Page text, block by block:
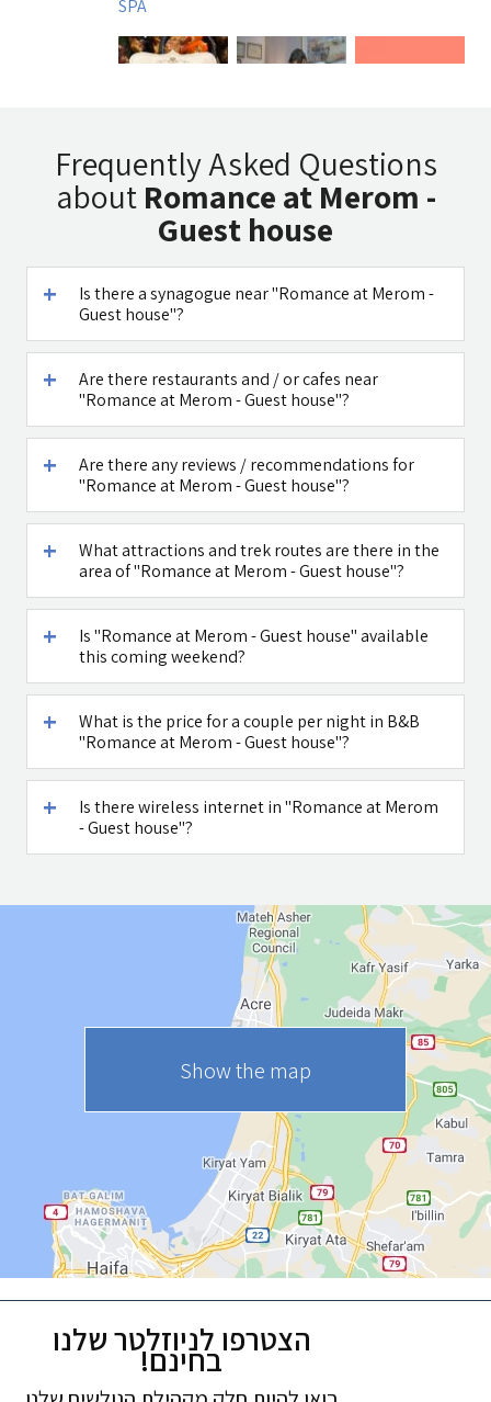
SPA
Chinese
Medicine
Restaurant
קפה במטולה
(Magic Touch)
- SPA
See all attractions in the region >>
Frequently Asked Questions
about Romance at Merom -
Guest house
Is there a synagogue near "Romance at Merom -
Guest house"?
Are there restaurants and / or cafes near
"Romance at Merom - Guest house"?
Are there any reviews / recommendations for
"Romance at Merom - Guest house"?
What attractions and trek routes are there in the
area of "Romance at Merom - Guest house"?
Is "Romance at Merom - Guest house" available
this coming weekend?
What is the price for a couple per night in B&B
"Romance at Merom - Guest house"?
Is there wireless internet in "Romance at Merom
- Guest house"?
Show the map
הצטרפו לניוזלטר שלנו
בחינם!